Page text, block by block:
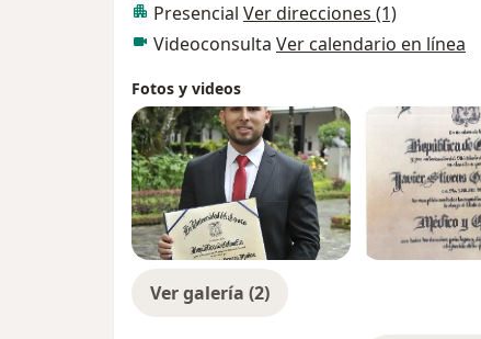
Presencial Ver direcciones (1)
Videoconsulta Ver calendario en línea
Fotos y videos
Ver galería (2)